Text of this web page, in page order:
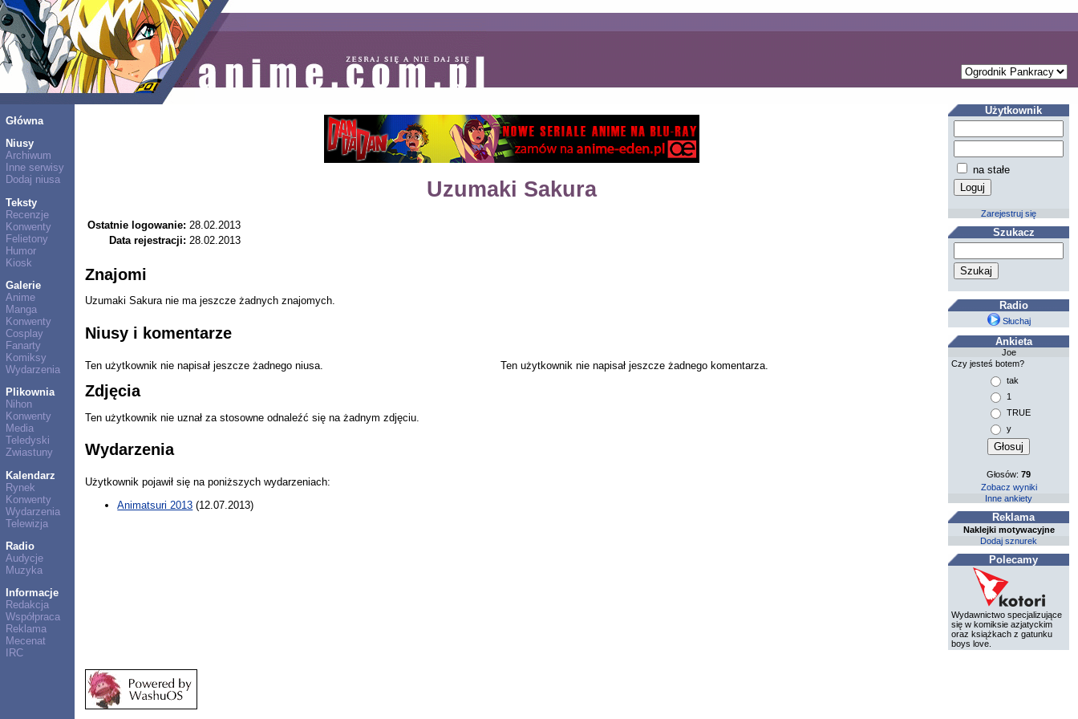
Główna
Niusy
Archiwum
Inne serwisy
Dodaj niusa
Teksty
Recenzje
Konwenty
Felietony
Humor
Kiosk
Galerie
Anime
Manga
Konwenty
Cosplay
Fanarty
Komiksy
Wydarzenia
Plikownia
Nihon
Konwenty
Media
Teledyski
Zwiastuny
Kalendarz
Rynek
Konwenty
Wydarzenia
Telewizja
Radio
Audycje
Muzyka
Informacje
Redakcja
Współpraca
Reklama
Mecenat
IRC
Uzumaki Sakura
Ostatnie logowanie: 28.02.2013
Data rejestracji: 28.02.2013
Znajomi
Uzumaki Sakura nie ma jeszcze żadnych znajomych.
Niusy i komentarze
Ten użytkownik nie napisał jeszcze żadnego niusa. Ten użytkownik nie napisał jeszcze żadnego komentarza.
Zdjęcia
Ten użytkownik nie uznał za stosowne odnaleźć się na żadnym zdjęciu.
Wydarzenia
Użytkownik pojawił się na poniższych wydarzeniach:
Animatsuri 2013 (12.07.2013)
Użytkownik
na stałe
Zarejestruj się
Szukacz
Radio
Słuchaj
Ankieta
Joe
Czy jesteś botem?
tak
1
TRUE
y
Głosów:79
Zobacz wyniki
Inne ankiety
Reklama
Naklejki motywacyjne
Dodaj sznurek
Polecamy
Wydawnictwo specjalizujące
się w komiksie azjatyckim
oraz książkach z gatunku
boys love.